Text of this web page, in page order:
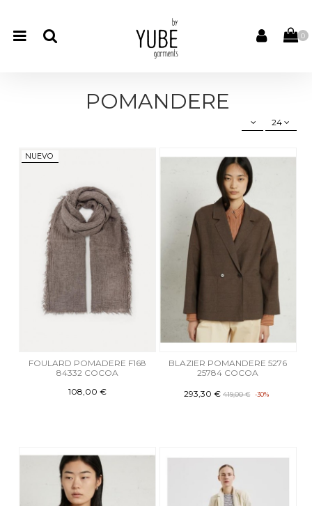
0
POMANDERE
24
NUEVO
FOULARD POMADERE F168
84332 COCOA
108,00 €
BLAZIER POMANDERE 5276
25784 COCOA
293,30 € 419,00 € -30%